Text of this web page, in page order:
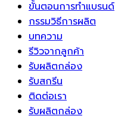
ขั้นตอนการทำแบรนด์
กรรมวิธีการผลิต
บทความ
รีวิวจากลูกค้า
รับผลิตกล่อง
รับสกรีน
ติดต่อเรา
รับผลิตกล่อง